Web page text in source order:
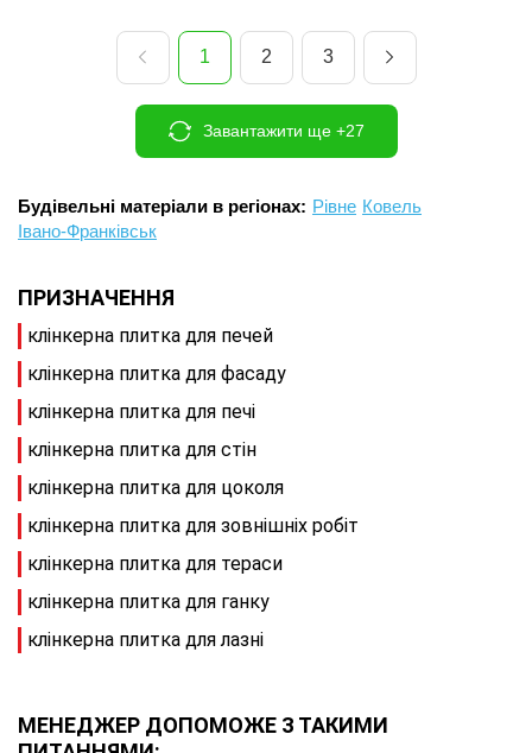
1 2 3
Завантажити ще +27
Будівельні матеріали в регіонах: Рівне Ковель
Івано-Франківськ
ПРИЗНАЧЕННЯ
клінкерна плитка для печей
клінкерна плитка для фасаду
клінкерна плитка для печі
клінкерна плитка для стін
клінкерна плитка для цоколя
клінкерна плитка для зовнішніх робіт
клінкерна плитка для тераси
клінкерна плитка для ганку
клінкерна плитка для лазні
МЕНЕДЖЕР ДОПОМОЖЕ З ТАКИМИ